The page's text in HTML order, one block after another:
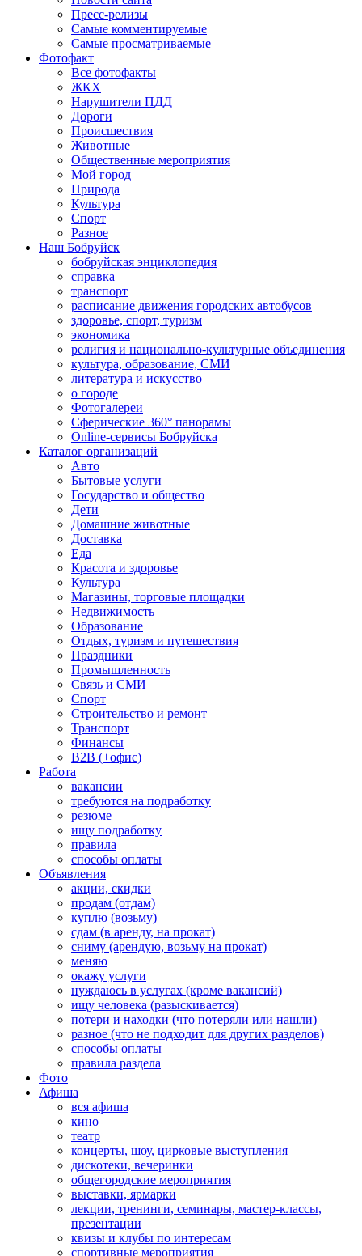
Пресс-релизы
Самые комментируемые
Самые просматриваемые
Фотофакт
Все фотофакты
ЖКХ
Нарушители ПДД
Дороги
Происшествия
Животные
Общественные мероприятия
Мой город
Природа
Культура
Спорт
Разное
Наш Бобруйск
бобруйская энциклопедия
справка
транспорт
расписание движения городских автобусов
здоровье, спорт, туризм
экономика
религия и национально-культурные объединения
культура, образование, СМИ
литература и искусство
о городе
Фотогалереи
Сферические 360° панорамы
Online-сервисы Бобруйска
Каталог организаций
Авто
Бытовые услуги
Государство и общество
Дети
Домашние животные
Доставка
Еда
Красота и здоровье
Культура
Магазины, торговые площадки
Недвижимость
Образование
Отдых, туризм и путешествия
Праздники
Промышленность
Связь и СМИ
Спорт
Строительство и ремонт
Транспорт
Финансы
B2B (+офис)
Работа
вакансии
требуются на подработку
резюме
ищу подработку
правила
способы оплаты
Объявления
акции, скидки
продам (отдам)
куплю (возьму)
сдам (в аренду, на прокат)
сниму (арендую, возьму на прокат)
меняю
окажу услуги
нуждаюсь в услугах (кроме вакансий)
ищу человека (разыскивается)
потери и находки (что потеряли или нашли)
разное (что не подходит для других разделов)
способы оплаты
правила раздела
Фото
Афиша
вся афиша
кино
театр
концерты, шоу, цирковые выступления
дискотеки, вечеринки
общегородские мероприятия
выставки, ярмарки
лекции, тренинги, семинары, мастер-классы,
презентации
квизы и клубы по интересам
спортивные мероприятия